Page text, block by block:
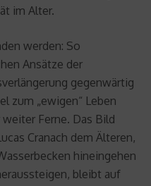
im Alter.
werden: So
Ansätze der
gegenwärtig
zum „ewigen“ Leben
Ferne. Das Bild
Cranach dem Älteren,
hineingehen
bleibt auf